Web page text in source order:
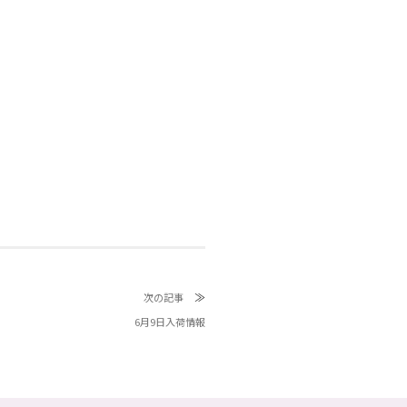
次の記事 ≫
6月9日入荷情報